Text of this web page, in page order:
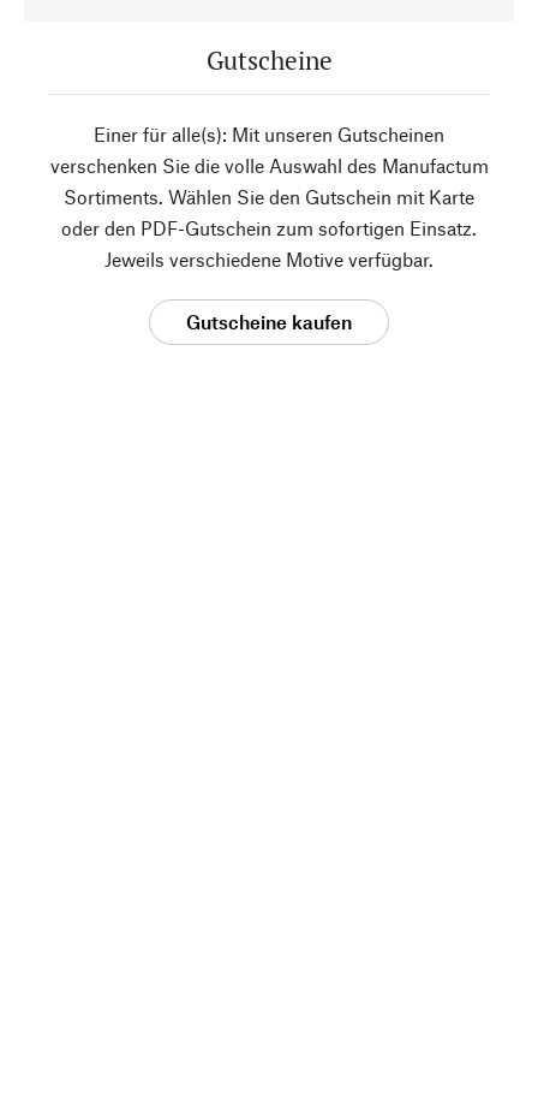
Gutscheine
Einer für alle(s): Mit unseren Gutscheinen
verschenken Sie die volle Auswahl des Manufactum
Sortiments. Wählen Sie den Gutschein mit Karte
oder den PDF-Gutschein zum sofortigen Einsatz.
Jeweils verschiedene Motive verfügbar.
Gutscheine kaufen